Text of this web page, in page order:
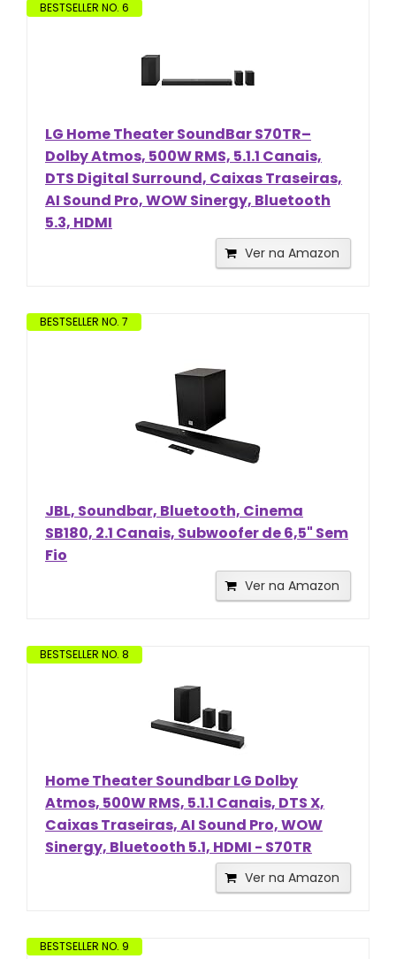
BESTSELLER NO. 6
LG Home Theater SoundBar S70TR–
Dolby Atmos, 500W RMS, 5.1.1 Canais,
DTS Digital Surround, Caixas Traseiras,
AI Sound Pro, WOW Sinergy, Bluetooth
5.3, HDMI
Ver na Amazon
BESTSELLER NO. 7
JBL, Soundbar, Bluetooth, Cinema
SB180, 2.1 Canais, Subwoofer de 6,5" Sem
Fio
Ver na Amazon
BESTSELLER NO. 8
Home Theater Soundbar LG Dolby
Atmos, 500W RMS, 5.1.1 Canais, DTS X,
Caixas Traseiras, AI Sound Pro, WOW
Sinergy, Bluetooth 5.1, HDMI - S70TR
Ver na Amazon
BESTSELLER NO. 9